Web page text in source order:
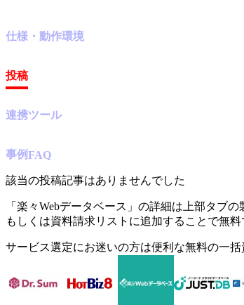
仕様・動作環境
投稿
連携ツール
事例FAQ
該当の投稿記事はありませんでした
「 楽々Webデータベース 」の詳細は上部タブの
もしくは資料請求リストに追加することで無料
サービス選定にお迷いの方は便利な無料の一